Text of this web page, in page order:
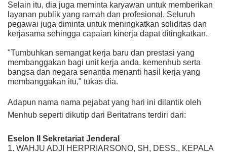
Selain itu, dia juga meminta karyawan untuk memberikan
layanan publik yang ramah dan profesional. Seluruh
pegawai juga diminta untuk meningkatkan soliditas dan
kerjasama sehingga capaian kinerja dapat ditingkatkan.
"Tumbuhkan semangat kerja baru dan prestasi yang
membanggakan bagi unit kerja anda. kemenhub serta
bangsa dan negara senantia menanti hasil kerja yang
membanggakan itu," tukas dia.
Adapun nama nama pejabat yang hari ini dilantik oleh
Menhub seperti dikutip dari Beritatrans terdiri dari:
Eselon II Sekretariat Jenderal
1. WAHJU ADJI HERPRIARSONO, SH, DESS., KEPALA